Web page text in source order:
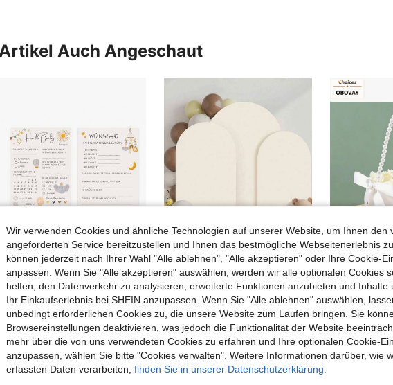
Auch Angeschaut
10/20/30/40/50/60/80/100 Stücke Geschlechts-Enthüllungs-Baby-Shower Ratespiel Karten, deutsche Sprache, Baby-Shower Party
#9 Bestseller in Babyparty Babyparty-Zubehör
4,28€
Vor 1 Jahr gegründet
17
1 Stück Elfenbeinweißer Bogen Hintergrund, Babyparty Hintergrund, doppelseitiger elastisch beschichteter Stoff Bogen Hintergrund, Gender Reveal Party Zubehör Bogen Abdeckung, Themenparty Fotohintergrund, Geburtstagsparty, mehrere Größen erhältlich, Babyparty Bogenrahmen Dekoration, Neugeborenen Hintergrund Dekoration Stoff, Event Fotohintergrund Dekoration, Babyparty Geschenk, Gender Reveal Dekoration, Party Fotohintergrund, Partygeschenk (Nur Hintergrund, Rahmen nicht enthalten), Schulanfang, Halloween, Weihnachten, Neujahrsdekoration
#2 Bestseller in zurück zur Schule Babyparty-Zubehör
6,22€
3,76€
Wir verwenden Cookies und ähnliche Technologien auf unserer Website, um Ihnen den
angeforderten Service bereitzustellen und Ihnen das bestmögliche Webseitenerlebnis
können jederzeit nach Ihrer Wahl "Alle ablehnen", "Alle akzeptieren" oder Ihre Cookie-
anpassen. Wenn Sie "Alle akzeptieren" auswählen, werden wir alle optionalen Cookies
helfen, den Datenverkehr zu analysieren, erweiterte Funktionen anzubieten und Inhalte
Ihr Einkaufserlebnis bei SHEIN anzupassen. Wenn Sie "Alle ablehnen" auswählen,
unbedingt erforderlichen Cookies zu, die unsere Website zum Laufen bringen. Sie
Browsereinstellungen deaktivieren, was jedoch die Funktionalität der Website
mehr über die von uns verwendeten Cookies zu erfahren und Ihre optionalen Cookie-
anzupassen, wählen Sie bitte "Cookies verwalten". Weitere Informationen darüber, wie
erfassten Daten verarbeiten, finden Sie in unserer Datenschutzerklärung.